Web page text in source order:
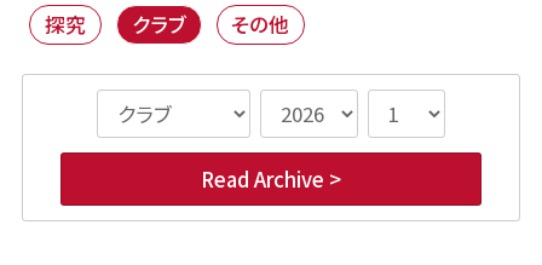
探究
クラブ その他
Read Archive >